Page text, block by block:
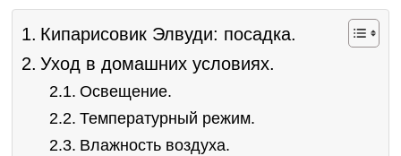
Кипарисовик Элвуди: посадка.
Уход в домашних условиях.
Освещение.
Температурный режим.
Влажность воздуха.